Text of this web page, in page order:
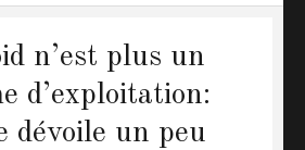
n’est plus un
d’exploitation:
dévoile un peu